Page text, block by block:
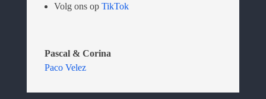
Volg ons op TikTok
Pascal & Corina
Paco Velez